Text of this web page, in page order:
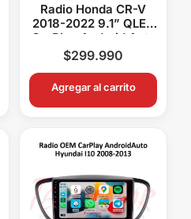
Radio Honda CR-V
2018-2022 9.1” QLED
CarPlay Android Auto
GPS Bluetooth
Android 15 OEM
$299.990
Agregar al carrito